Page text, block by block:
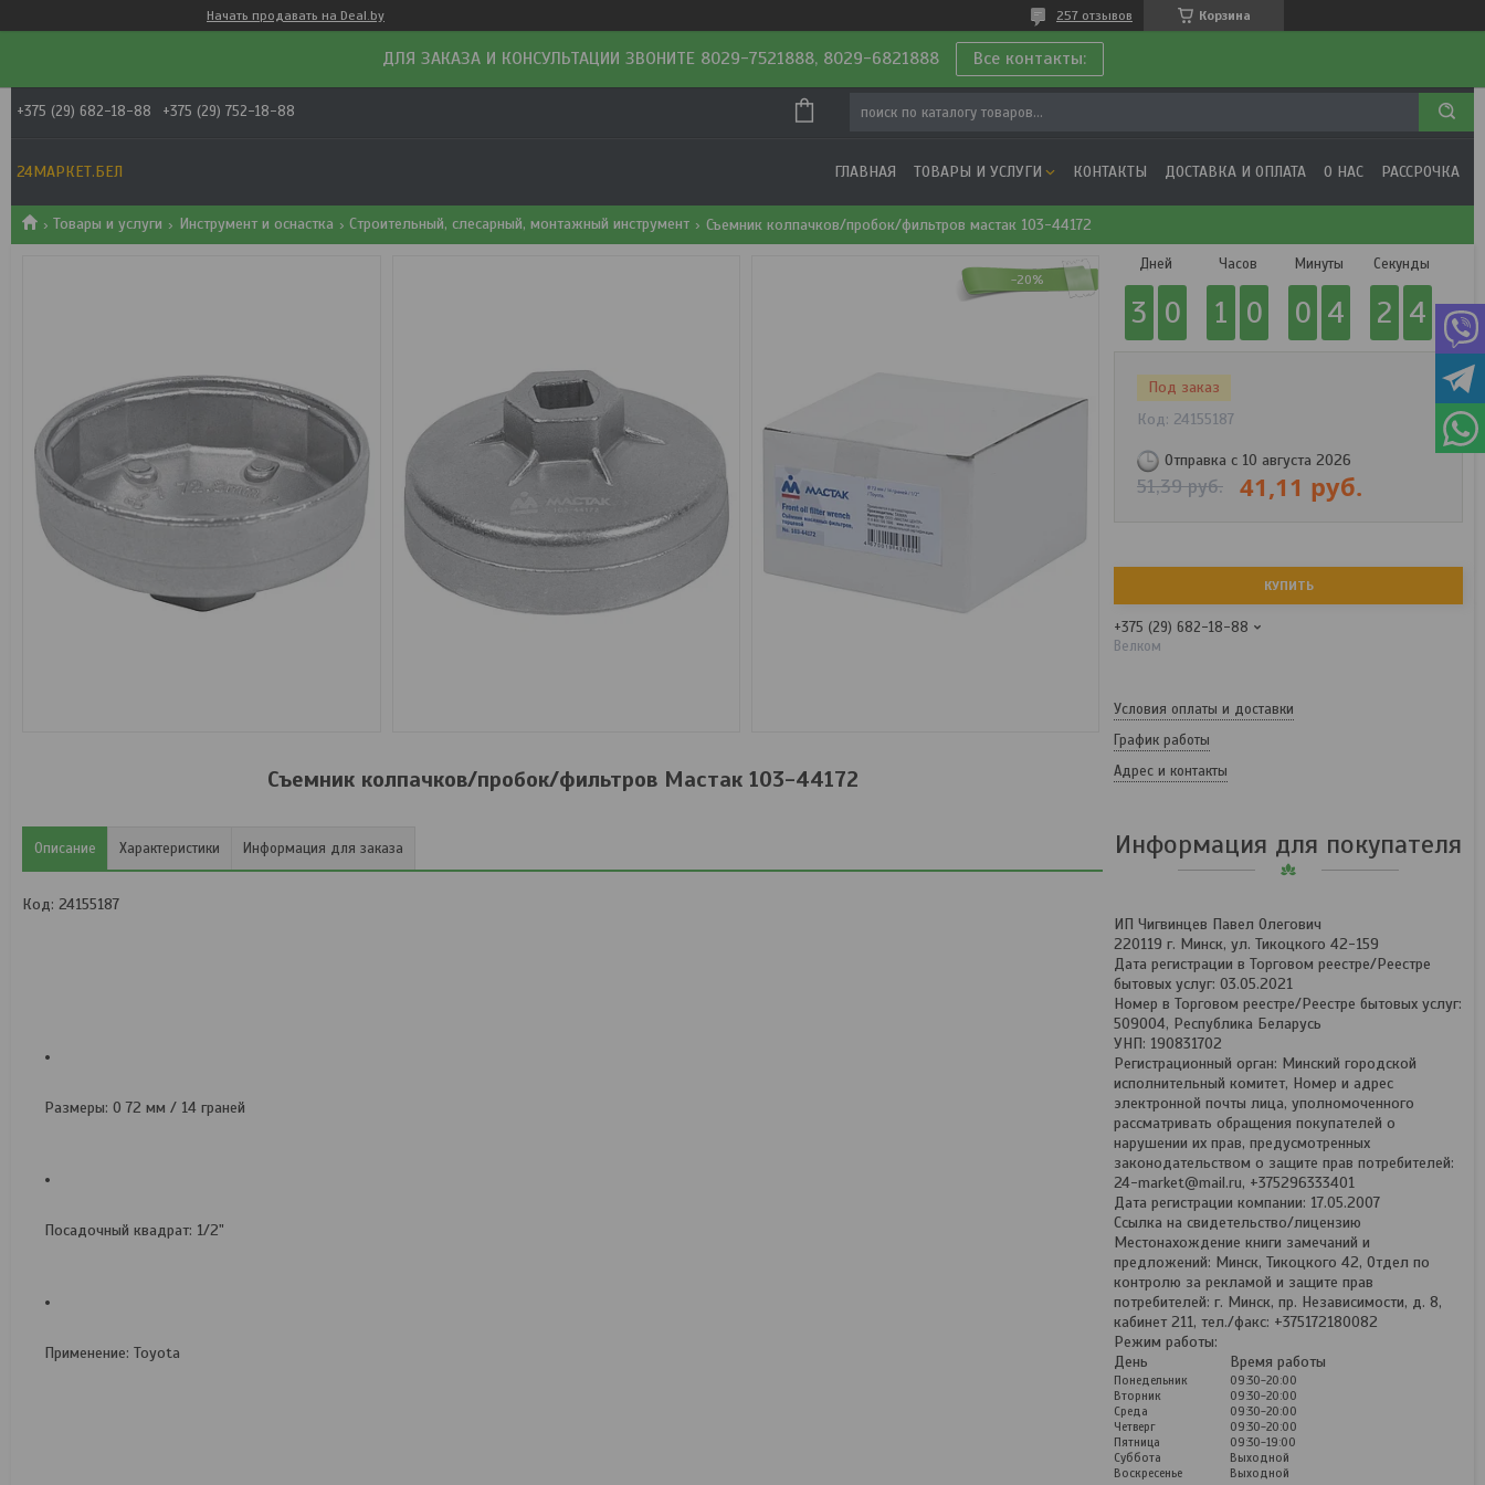
Начать продавать на Deal.by Корзина
257 отзывов
ДЛЯ ЗАКАЗА И КОНСУЛЬТАЦИИ ЗВОНИТЕ 8029-7521888, 8029-6821888 Все контакты:
+375 (29) 682-18-88 +375 (29) 752-18-88
24МАРКЕТ.БЕЛ ГЛАВНАЯ ТОВАРЫ И УСЛУГИ КОНТАКТЫ ДОСТАВКА И ОПЛАТА О НАС РАССРОЧКА
Товары и услуги Инструмент и оснастка Строительный, слесарный, монтажный инструмент Съемник колпачков/пробок/фильтров мастак 103-44172
-20%
Съемник колпачков/пробок/фильтров Мастак 103-44172
Описание Характеристики Информация для заказа
Код: 24155187
Размеры: O 72 мм / 14 граней
Посадочный квадрат: 1/2"
Применение: Toyota
Дней
3 0
Часов
1 0
Минуты
0 4
Секунды
2 4
Под заказ
Код: 24155187
Отправка с 10 августа 2026
51,39руб. 41,11 руб.
КУПИТЬ
+375 (29) 682-18-88
Велком
Условия оплаты и доставки
График работы
Адрес и контакты
Информация для покупателя
ИП Чигвинцев Павел Олегович
220119 г. Минск, ул. Тикоцкого 42-159
Дата регистрации в Торговом реестре/Реестре
бытовых услуг: 03.05.2021
Номер в Торговом реестре/Реестре бытовых услуг:
509004, Республика Беларусь
УНП: 190831702
Регистрационный орган: Минский городской
исполнительный комитет, Номер и адрес
электронной почты лица, уполномоченного
рассматривать обращения покупателей о
нарушении их прав, предусмотренных
законодательством о защите прав потребителей:
24-market@mail.ru, +375296333401
Дата регистрации компании: 17.05.2007
Ссылка на свидетельство/лицензию
Местонахождение книги замечаний и
предложений: Минск, Тикоцкого 42, Отдел по
контролю за рекламой и защите прав
потребителей: г. Минск, пр. Независимости, д. 8,
кабинет 211, тел./факс: +375172180082
Режим работы:
День
Время работы
Понедельник
09:30-20:00
Вторник
09:30-20:00
Среда
09:30-20:00
Четверг
09:30-20:00
Пятница
09:30-19:00
Суббота
Выходной
Воскресенье
Выходной